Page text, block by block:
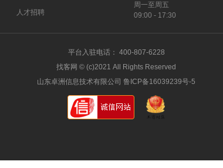
人才招聘
周一至周五
09:00 - 17:30
平台入驻电话： 400-807-6228
找客网 © (c)2021 All Rights Reserved
山东卓洲信息技术有限公司 鲁ICP备16039239号-5